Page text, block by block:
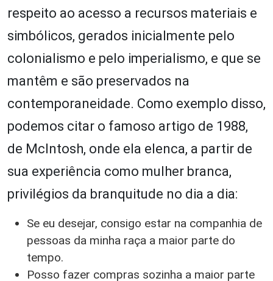
respeito ao acesso a recursos materiais e
simbólicos, gerados inicialmente pelo
colonialismo e pelo imperialismo, e que se
mantêm e são preservados na
contemporaneidade. Como exemplo disso,
podemos citar o famoso artigo de 1988,
de McIntosh, onde ela elenca, a partir de
sua experiência como mulher branca,
privilégios da branquitude no dia a dia:
Se eu desejar, consigo estar na companhia de
pessoas da minha raça a maior parte do
tempo.
Posso fazer compras sozinha a maior parte